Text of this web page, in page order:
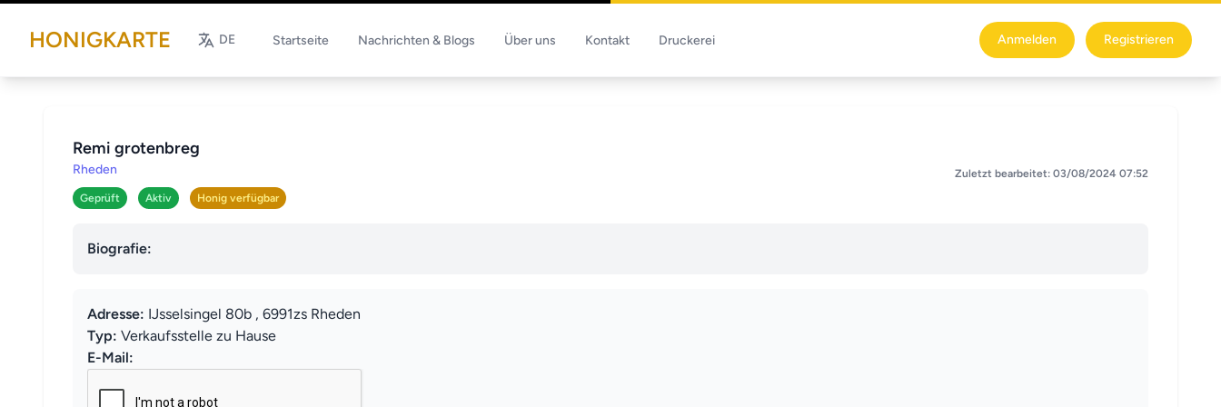
HONIGKARTE DE Startseite Nachrichten & Blogs Über uns Kontakt Druckerei Anmelden Registrieren
Remi grotenbreg
Rheden
Geprüft Aktiv Honig verfügbar
Zuletzt bearbeitet: 03/08/2024 07:52
Biografie:
Adresse: IJsselsingel 80b , 6991zs Rheden
Typ: Verkaufsstelle zu Hause
E-Mail: